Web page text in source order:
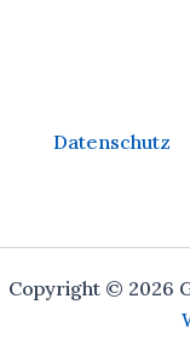
Datenschutz
Copyright © 2026